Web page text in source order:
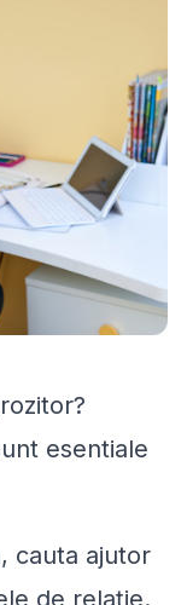
esentiale
cauta ajutor
de relație.